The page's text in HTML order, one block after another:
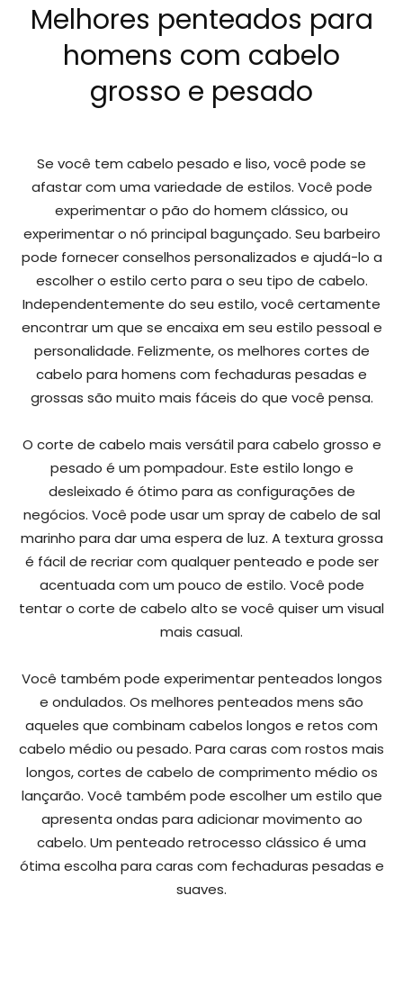
Melhores penteados para
homens com cabelo
grosso e pesado
Se você tem cabelo pesado e liso, você pode se
afastar com uma variedade de estilos. Você pode
experimentar o pão do homem clássico, ou
experimentar o nó principal bagunçado. Seu barbeiro
pode fornecer conselhos personalizados e ajudá-lo a
escolher o estilo certo para o seu tipo de cabelo.
Independentemente do seu estilo, você certamente
encontrar um que se encaixa em seu estilo pessoal e
personalidade. Felizmente, os melhores cortes de
cabelo para homens com fechaduras pesadas e
grossas são muito mais fáceis do que você pensa.
O corte de cabelo mais versátil para cabelo grosso e
pesado é um pompadour. Este estilo longo e
desleixado é ótimo para as configurações de
negócios. Você pode usar um spray de cabelo de sal
marinho para dar uma espera de luz. A textura grossa
é fácil de recriar com qualquer penteado e pode ser
acentuada com um pouco de estilo. Você pode
tentar o corte de cabelo alto se você quiser um visual
mais casual.
Você também pode experimentar penteados longos
e ondulados. Os melhores penteados mens são
aqueles que combinam cabelos longos e retos com
cabelo médio ou pesado. Para caras com rostos mais
longos, cortes de cabelo de comprimento médio os
lançarão. Você também pode escolher um estilo que
apresenta ondas para adicionar movimento ao
cabelo. Um penteado retrocesso clássico é uma
ótima escolha para caras com fechaduras pesadas e
suaves.